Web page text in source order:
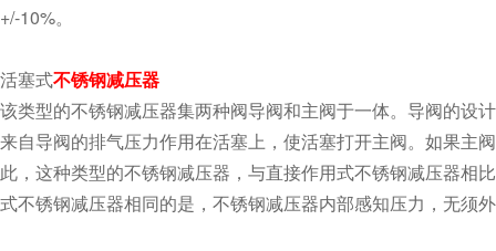
+/-10%。
活塞式不锈钢减压器
该类型的不锈钢减压器集两种阀导阀和主阀于一体。导阀的设
来自导阀的排气压力作用在活塞上，使活塞打开主阀。如果主阀
此，这种类型的不锈钢减压器，与直接作用式不锈钢减压器相
式不锈钢减压器相同的是，不锈钢减压器内部感知压力，无须外